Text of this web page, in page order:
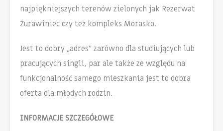
najpiękniejszych terenów zielonych jak Rezerwat
Żurawiniec czy też kompleks Morasko.
Jest to dobry „adres” zarówno dla studiujących lub
pracujących singli, par ale także ze względu na
funkcjonalność samego mieszkania jest to dobra
oferta dla młodych rodzin.
INFORMACJE SZCZEGÓŁOWE